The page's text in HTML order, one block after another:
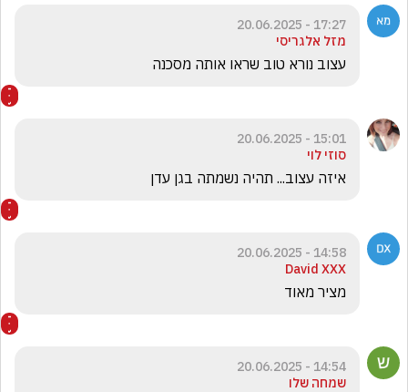
17:27 - 20.06.2025
מזל אלגריסי
עצוב נורא טוב שראו אותה מסכנה
15:01 - 20.06.2025
סוזי לוי
איזה עצוב... תהיה נשמתה בגן עדן
14:58 - 20.06.2025
David XXX
מציר מאוד
14:54 - 20.06.2025
שמחה שלו